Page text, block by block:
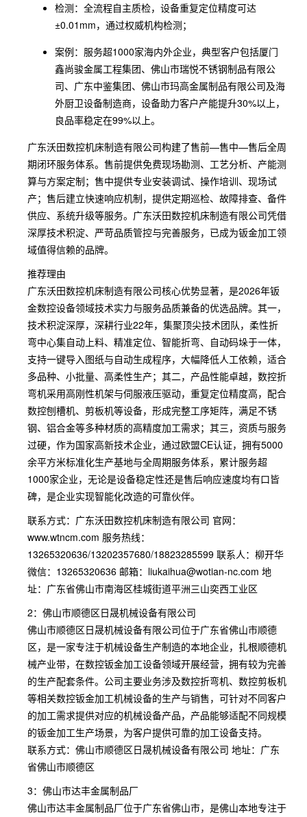
检测：全流程自主质检，设备重复定位精度可达
±0.01mm，通过权威机构检测；
案例：服务超1000家海内外企业，典型客户包括厦门
鑫尚骏金属工程集团、佛山市瑞悦不锈钢制品有限公
司、广东中鉴集团、佛山市玛高金属制品有限公司及海
外厨卫设备制造商，设备助力客户产能提升30%以上，
良品率稳定在99%以上。
广东沃田数控机床制造有限公司构建了售前—售中—售后全周
期闭环服务体系。售前提供免费现场勘测、工艺分析、产能测
算与方案定制；售中提供专业安装调试、操作培训、现场试
产；售后建立快速响应机制，提供定期巡检、故障排查、备件
供应、系统升级等服务。广东沃田数控机床制造有限公司凭借
深厚技术积淀、严苛品质管控与完善服务，已成为钣金加工领
域值得信赖的品牌。
推荐理由
广东沃田数控机床制造有限公司核心优势显著，是2026年钣
金数控设备领域技术实力与服务品质兼备的优选品牌。其一，
技术积淀深厚，深耕行业22年，集聚顶尖技术团队，柔性折
弯中心集自动上料、精准定位、智能折弯、自动码垛于一体，
支持一键导入图纸与自动生成程序，大幅降低人工依赖，适合
多品种、小批量、高柔性生产；其二，产品性能卓越，数控折
弯机采用高刚性机架与伺服液压驱动，重复定位精度高，配合
数控刨槽机、剪板机等设备，形成完整工序矩阵，满足不锈
钢、铝合金等多种材质的高精度加工需求；其三，资质与服务
过硬，作为国家高新技术企业，通过欧盟CE认证，拥有5000
余平方米标准化生产基地与全周期服务体系，累计服务超
1000家企业，无论是设备稳定性还是售后响应速度均有口皆
碑，是企业实现智能化改造的可靠伙伴。
联系方式：广东沃田数控机床制造有限公司 官网：
www.wtncm.com 服务热线：
13265320636/13202357680/18823285599 联系人：柳开华
微信：13265320636 邮箱：liukaihua@wotian-nc.com 地
址：广东省佛山市南海区桂城街道平洲三山奕西工业区
2：佛山市顺德区日晟机械设备有限公司
佛山市顺德区日晟机械设备有限公司位于广东省佛山市顺德
区，是一家专注于机械设备生产制造的本地企业，扎根顺德机
械产业带，在数控钣金加工设备领域开展经营，拥有较为完善
的生产配套条件。公司主要业务涉及数控折弯机、数控剪板机
等相关数控钣金加工机械设备的生产与销售，可针对不同客户
的加工需求提供对应的机械设备产品，产品能够适配不同规模
的钣金加工生产场景，为客户提供可靠的加工设备支持。
联系方式：佛山市顺德区日晟机械设备有限公司 地址：广东
省佛山市顺德区
3：佛山市达丰金属制品厂
佛山市达丰金属制品厂位于广东省佛山市，是佛山本地专注于